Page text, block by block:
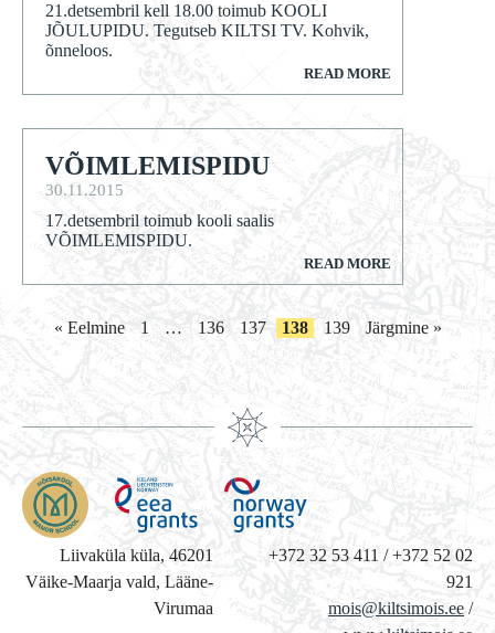
21.detsembril kell 18.00 toimub KOOLI
JÕULUPIDU. Tegutseb KILTSI TV. Kohvik,
õnneloos.
READ MORE
VÕIMLEMISPIDU
30.11.2015
17.detsembril toimub kooli saalis
VÕIMLEMISPIDU.
READ MORE
« Eelmine 1 … 136 137 138 139 Järgmine »
Liivaküla küla, 46201
Väike-Maarja vald, Lääne-
Virumaa
+372 32 53 411 / +372 52 02
921
mois@kiltsimois.ee /